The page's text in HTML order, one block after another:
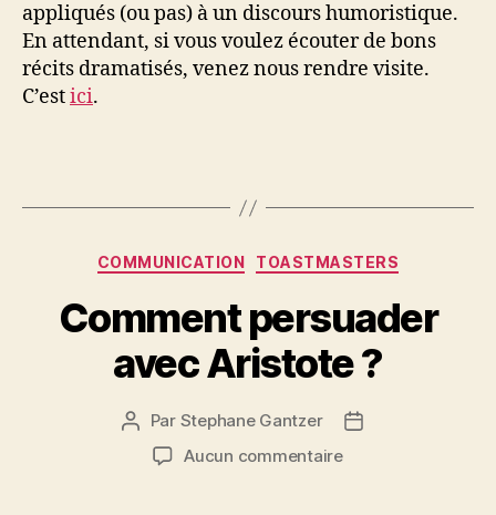
appliqués (ou pas) à un discours humoristique.
En attendant, si vous voulez écouter de bons
récits dramatisés, venez nous rendre visite.
C’estici.
Catégories
COMMUNICATION TOASTMASTERS
Comment persuader
avec Aristote ?
Auteur
l’article
Par Stephane Gantzer
Date
Aucun commentairesur